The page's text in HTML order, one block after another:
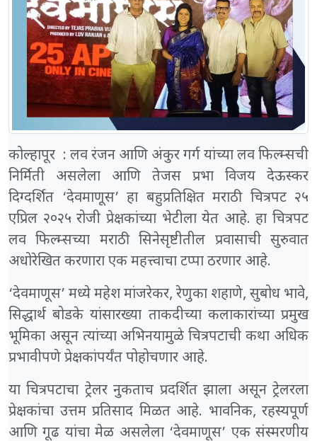
कोल्हापूर : लव रंजन आणि अंकुर गर्ग यांच्या लव फिल्म्सची
निर्मिती असलेला आणि तेजस प्रभा विजय देऊस्कर
दिग्दर्शित ‘देवमाणूस’ हा बहुप्रतिक्षित मराठी चित्रपट २५
एप्रिल २०२५ रोजी प्रेक्षकांच्या भेटीला येत आहे. हा चित्रपट
लव फिल्म्सच्या मराठी सिनेसृष्टीतील प्रवासाची सुरुवात
अधोरेखित करणारा एक महत्त्वाचा टप्पा ठरणार आहे.
‘देवमाणूस’ मध्ये महेश मांजरेकर, रेणुका शहाणे, सुबोध भावे,
सिद्धार्थ बोडके यांसारख्या ताकदीच्या कलाकारांच्या प्रमुख
भूमिका असून त्यांच्या अभिनयामुळे चित्रपटाची कथा अधिक
प्रभावीपणे प्रेक्षकांपर्यंत पोहोचणार आहे.
या चित्रपटाचा ट्रेलर नुकताच प्रदर्शित झाला असून ट्रेलरला
प्रेक्षकांचा उत्तम प्रतिसाद मिळत आहे. भावनिक, रहस्यपूर्ण
आणि गूढ यांचा मेळ असलेला ‘देवमाणूस’ एक संस्मरणीय